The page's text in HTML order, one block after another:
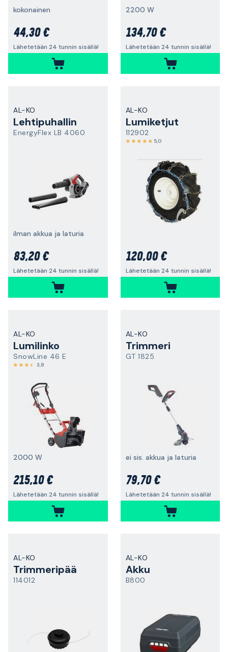
kokonainen
44,30 €
Lähetetään 24 tunnin sisällä!
2200 W
134,70 €
Lähetetään 24 tunnin sisällä!
AL-KO
Lehtipuhallin
EnergyFlex LB 4060
ilman akkua ja laturia
83,20 €
Lähetetään 24 tunnin sisällä!
AL-KO
Lumiketjut
112902
5,0
120,00 €
Lähetetään 24 tunnin sisällä!
AL-KO
Lumilinko
SnowLine 46 E
3,8
2000 W
215,10 €
Lähetetään 24 tunnin sisällä!
AL-KO
Trimmeri
GT 1825
ei sis. akkua ja laturia
79,70 €
Lähetetään 24 tunnin sisällä!
AL-KO
Trimmeripää
114012
AL-KO
Akku
B800